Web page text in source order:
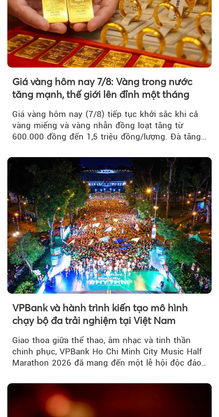
Giá vàng hôm nay 7/8: Vàng trong nước
tăng mạnh, thế giới lên đỉnh một tháng
Giá vàng hôm nay (7/8) tiếp tục khởi sắc khi cả
vàng miếng và vàng nhẫn đồng loạt tăng từ
600.000 đồng đến 1,5 triệu đồng/lượng. Đà tăng
vàng thế giới bứt phá lên mức cao nhất trong
một tháng.
VPBank và hành trình kiến tạo mô hình
chạy bộ đa trải nghiệm tại Việt Nam
Giao thoa giữa thể thao, âm nhạc và tinh thần
chinh phục, VPBank Ho Chi Minh City Music Half
Marathon 2026 đã mang đến một lễ hội độc đáo